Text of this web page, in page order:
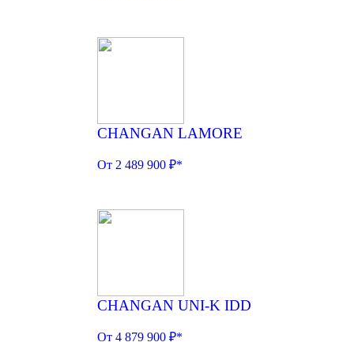
CHANGAN LAMORE
От 2 489 900 ₽*
CHANGAN UNI-K IDD
От 4 879 900 ₽*